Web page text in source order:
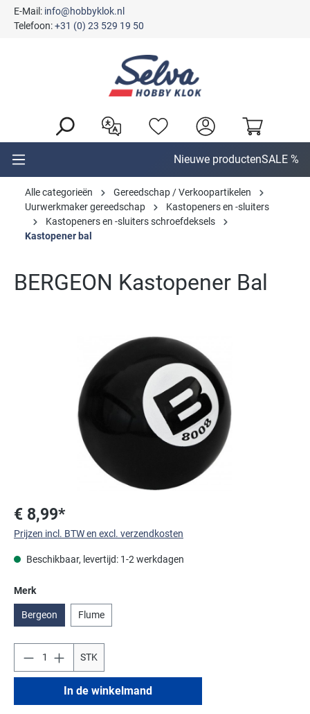
E-Mail: info@hobbyklok.nl
Telefoon:+31 (0) 23 529 19 50
Nieuwe productenSALE %
Alle categorieën
Gereedschap / Verkoopartikelen
Uurwerkmaker gereedschap
Kastopeners en -sluiters
Kastopeners en -sluiters schroefdeksels
Kastopener bal
BERGEON Kastopener Bal
Afbeeldingengalerij overslaan
€ 8,99*
Prijzen incl. BTW en excl. verzendkosten
Beschikbaar, levertijd: 1-2 werkdagen
Selecteer
Merk
Bergeon Flume
STK
In de winkelmand